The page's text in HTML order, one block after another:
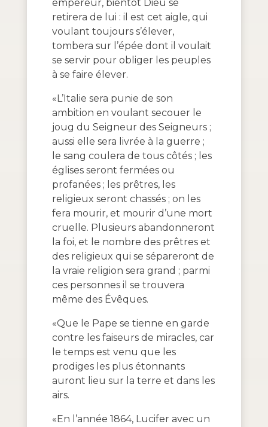
empereur, bientôt Dieu se
retirera de lui : il est cet aigle, qui
voulant toujours s’élever,
tombera sur l’épée dont il voulait
se servir pour obliger les peuples
à se faire élever.
«L’Italie sera punie de son
ambition en voulant secouer le
joug du Seigneur des Seigneurs ;
aussi elle sera livrée à la guerre ;
le sang coulera de tous côtés ; les
églises seront fermées ou
profanées ; les prêtres, les
religieux seront chassés ; on les
fera mourir, et mourir d’une mort
cruelle. Plusieurs abandonneront
la foi, et le nombre des prêtres et
des religieux qui se sépareront de
la vraie religion sera grand ; parmi
ces personnes il se trouvera
même des Évêques.
«Que le Pape se tienne en garde
contre les faiseurs de miracles, car
le temps est venu que les
prodiges les plus étonnants
auront lieu sur la terre et dans les
airs.
«En l’année 1864, Lucifer avec un